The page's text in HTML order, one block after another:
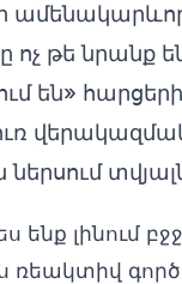
ոչ թե նրանք
են»
լինում
ռեակտիվ